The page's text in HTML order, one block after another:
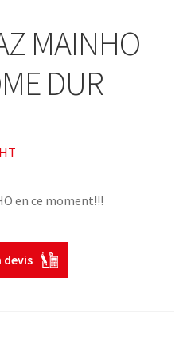
MAINHO
DUR
HT
en ce moment!!!